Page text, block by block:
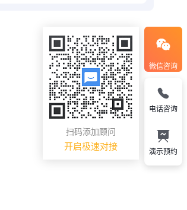
微信咨询
扫码添加顾问
开启极速对接
电话咨询
演示预约